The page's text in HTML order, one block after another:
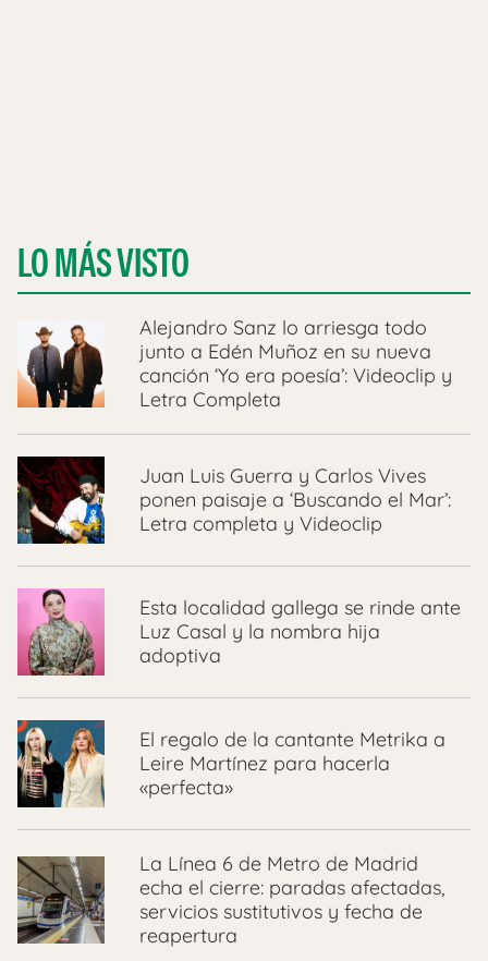
LO MÁS VISTO
Alejandro Sanz lo arriesga todo
junto a Edén Muñoz en su nueva
canción ‘Yo era poesía’: Videoclip y
Letra Completa
Juan Luis Guerra y Carlos Vives
ponen paisaje a ‘Buscando el Mar’:
Letra completa y Videoclip
Esta localidad gallega se rinde ante
Luz Casal y la nombra hija
adoptiva
El regalo de la cantante Metrika a
Leire Martínez para hacerla
«perfecta»
La Línea 6 de Metro de Madrid
echa el cierre: paradas afectadas,
servicios sustitutivos y fecha de
reapertura